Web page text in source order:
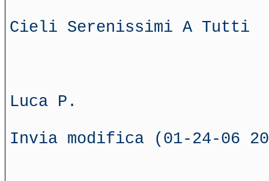
Cieli Serenissimi A Tutti
Luca P.
Invia modifica (01-24-06